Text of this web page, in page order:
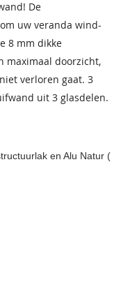
De
uw veranda wind-
8 mm dikke
maximaal doorzicht,
verloren gaat. 3
uit 3 glasdelen.
en Alu Natur (